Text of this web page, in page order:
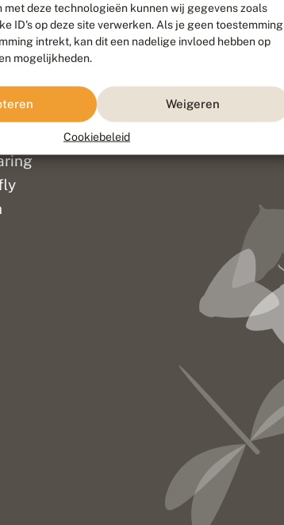
met deze technologieën kunnen wij gegevens zoals
ID's op deze site verwerken. Als je geen toestemming
intrekt, kan dit een nadelige invloed hebben op
mogelijkheden.
Weigeren
Cookiebeleid
Go2People, ontworpen door